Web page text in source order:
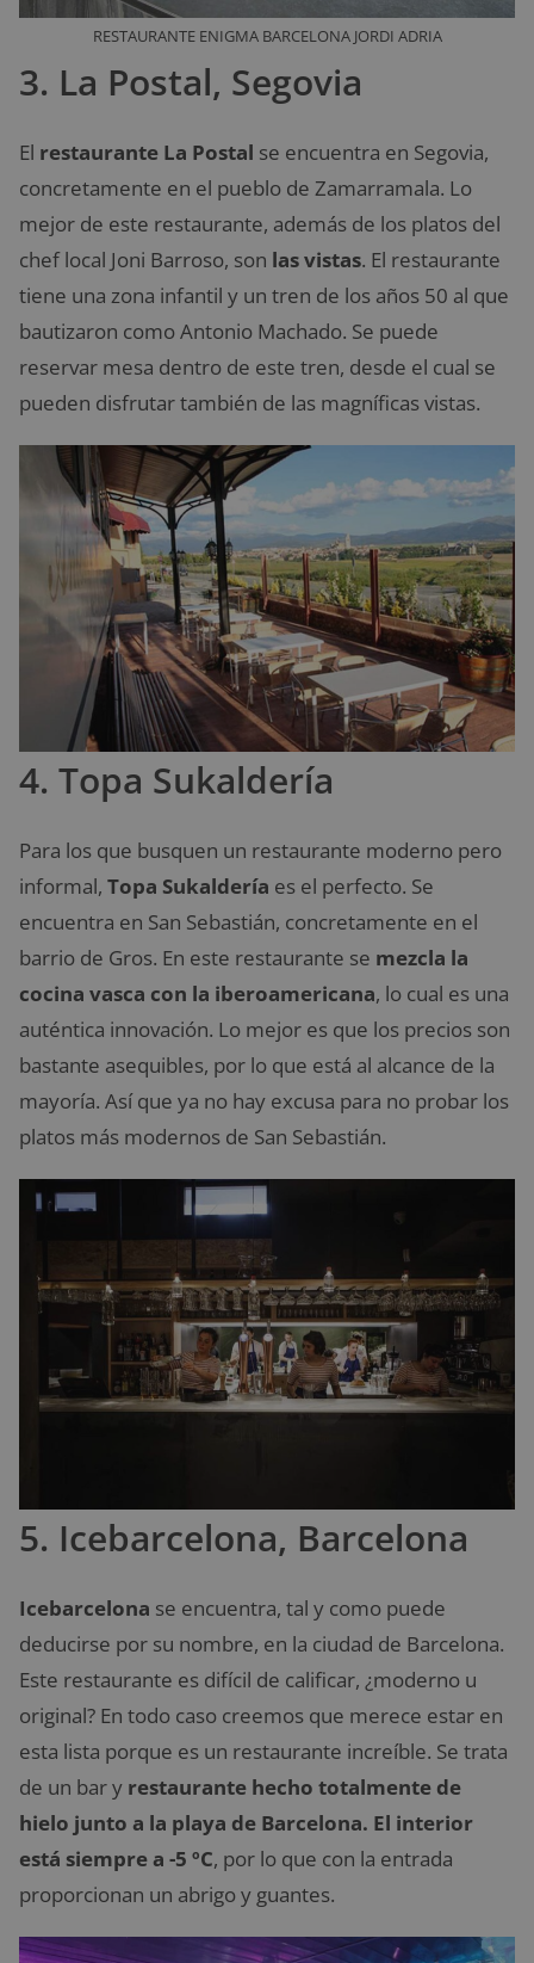
RESTAURANTE ENIGMA BARCELONA JORDI ADRIA
3. La Postal, Segovia
El restaurante La Postal se encuentra en Segovia,
concretamente en el pueblo de Zamarramala. Lo
mejor de este restaurante, además de los platos del
chef local Joni Barroso, son las vistas. El restaurante
tiene una zona infantil y un tren de los años 50 al que
bautizaron como Antonio Machado. Se puede
reservar mesa dentro de este tren, desde el cual se
pueden disfrutar también de las magníficas vistas.
4. Topa Sukaldería
Para los que busquen un restaurante moderno pero
informal, Topa Sukaldería es el perfecto. Se
encuentra en San Sebastián, concretamente en el
barrio de Gros. En este restaurante se mezcla la
cocina vasca con la iberoamericana, lo cual es una
auténtica innovación. Lo mejor es que los precios son
bastante asequibles, por lo que está al alcance de la
mayoría. Así que ya no hay excusa para no probar los
platos más modernos de San Sebastián.
5. Icebarcelona, Barcelona
Icebarcelona se encuentra, tal y como puede
deducirse por su nombre, en la ciudad de Barcelona.
Este restaurante es difícil de calificar, ¿moderno u
original? En todo caso creemos que merece estar en
esta lista porque es un restaurante increíble. Se trata
de un bar y restaurante hecho totalmente de
hielo junto a la playa de Barcelona. El interior
está siempre a -5 ºC, por lo que con la entrada
proporcionan un abrigo y guantes.